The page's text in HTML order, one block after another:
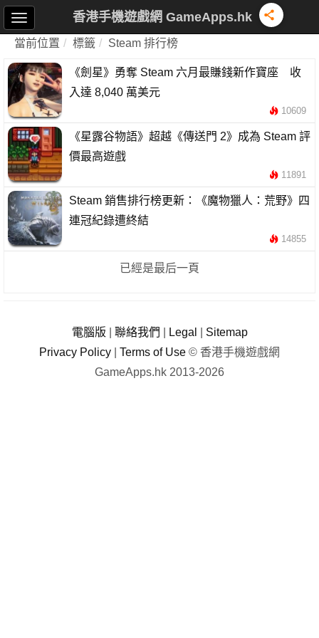
香港手機遊戲網 GameApps.hk
當前位置 標籤 Steam 排行榜
《劍星》勇奪 Steam 六月最賺錢新作寶座 收
入達 8,040 萬美元
10609
《星露谷物語》超越《傳送門 2》成為 Steam 評
價最高遊戲
11891
Steam 銷售排行榜更新：《魔物獵人：荒野》四
連冠紀錄遭終結
14855
已經是最后一頁
電腦版 聯絡我們 Legal
Sitemap
Privacy Policy
Terms of Use © 香港手機遊戲網
GameApps.hk 2013-2026